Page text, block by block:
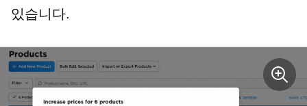
있습니다.